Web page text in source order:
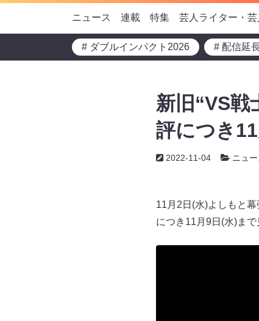
ニュース 連載 特集 芸人ライター・
# ダブルインパクト2026 # 配信延
新旧“VS
評につき
2022-11-04 ニュー
11月2日(水)よしもと
につき11月9日(水)ま